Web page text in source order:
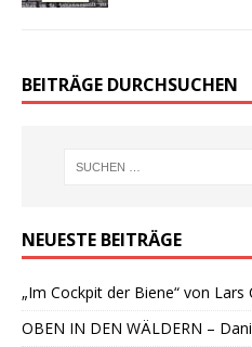
BEITRÄGE DURCHSUCHEN
NEUESTE BEITRÄGE
„Im Cockpit der Biene“ von Lars
OBEN IN DEN WÄLDERN –